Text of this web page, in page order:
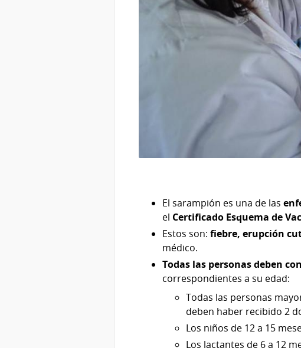
El sarampión es una de las
el Certificado Esquema de
Estos son: fiebre, erupción
médico.
Todas las personas deben
correspondientes a su edad:
Todas las personas
deben haber recibido 2
Los niños de 12 a 15
Los lactantes de 6 a 12